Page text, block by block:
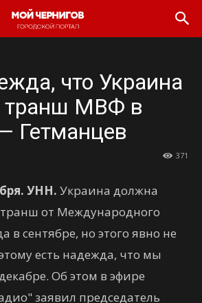
что Украина
транш МВФ в
Гетманцев
371
УНН. Украина должна
от Международного
в сентябре, но этого явно не
есть надежда, что мы
Об этом в эфире
заявил председатель